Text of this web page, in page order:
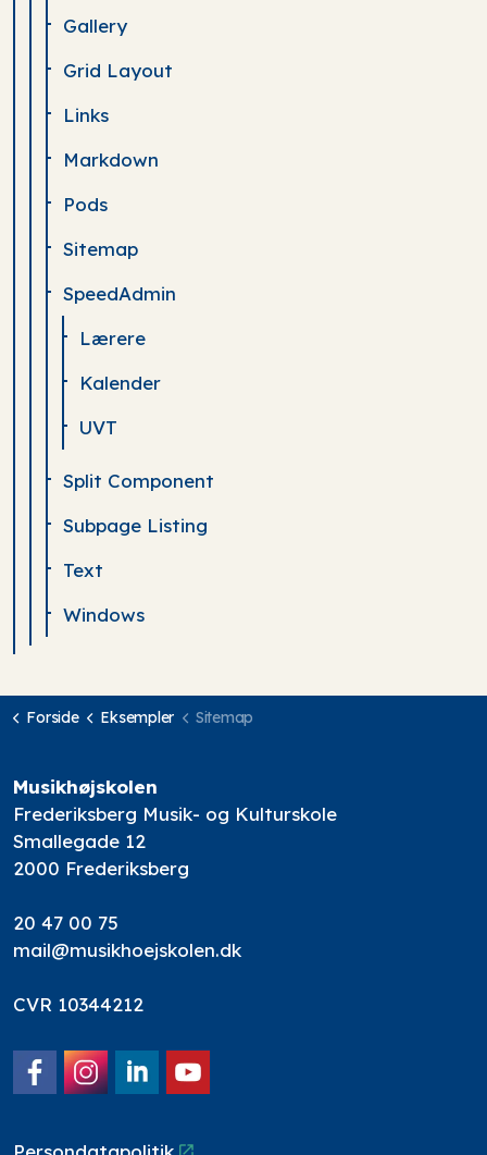
Gallery
Grid Layout
Links
Markdown
Pods
Sitemap
SpeedAdmin
Lærere
Kalender
UVT
Split Component
Subpage Listing
Text
Windows
Forside Eksempler Sitemap
Musikhøjskolen
Frederiksberg Musik- og Kulturskole
Smallegade 12
2000 Frederiksberg
20 47 00 75
mail@musikhoejskolen.dk
CVR 10344212